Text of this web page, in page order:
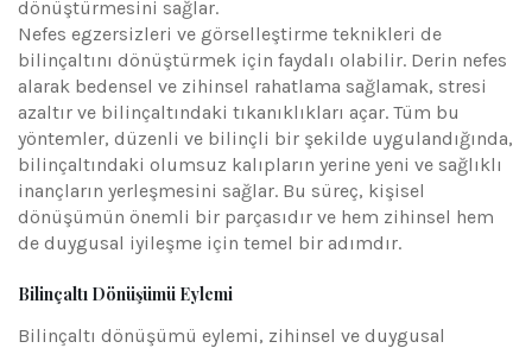
dönüştürmesini sağlar.
Nefes egzersizleri ve görselleştirme teknikleri de
bilinçaltını dönüştürmek için faydalı olabilir. Derin nefes
alarak bedensel ve zihinsel rahatlama sağlamak, stresi
azaltır ve bilinçaltındaki tıkanıklıkları açar. Tüm bu
yöntemler, düzenli ve bilinçli bir şekilde uygulandığında,
bilinçaltındaki olumsuz kalıpların yerine yeni ve sağlıklı
inançların yerleşmesini sağlar. Bu süreç, kişisel
dönüşümün önemli bir parçasıdır ve hem zihinsel hem
de duygusal iyileşme için temel bir adımdır.
Bilinçaltı Dönüşümü Eylemi
Bilinçaltı dönüşümü eylemi, zihinsel ve duygusal